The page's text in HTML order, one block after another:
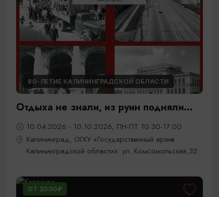
80-ЛЕТИЕ КАЛИНИНГРАДСКОЙ ОБЛАСТИ
Отдыха не знали, из руин подняли...
10.04.2026 - 10.10.2026, ПН-ПТ 10:30-17:00
Калининград, ОГКУ «Государственный архив
Калининградской области»: ул. Комсомольская,32.
ОТ 2000₽